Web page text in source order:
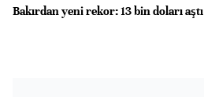
Bakırdan yeni rekor: 13 bin doları aştı